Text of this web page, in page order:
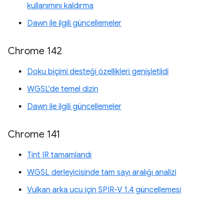
kullanımını kaldırma
Dawn ile ilgili güncellemeler
Chrome 142
Doku biçimi desteği özellikleri genişletildi
WGSL'de temel dizin
Dawn ile ilgili güncellemeler
Chrome 141
Tint IR tamamlandı
WGSL derleyicisinde tam sayı aralığı analizi
Vulkan arka ucu için SPIR-V 1.4 güncellemesi